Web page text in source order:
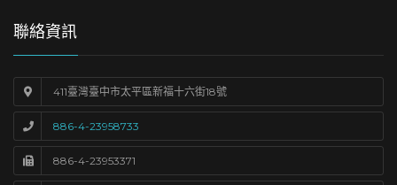
聯絡資訊
411臺灣臺中市太平區新福十六街18號
886-4-23958733
886-4-23953371